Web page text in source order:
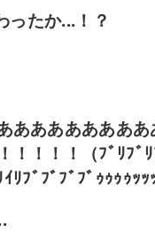
ったか...！？
あああああああ
！！！！（ﾌﾞﾘﾌﾞ
ﾘﾌﾞﾌﾞﾌﾞﾌﾞｩｩｩｩｯｯ